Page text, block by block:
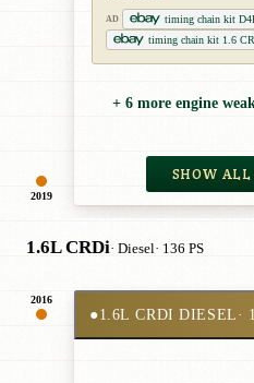
2019
AD
timing chain kit
timing chain kit 1.6
+ 6 more engine
SHOW
1.6L CRDi· Diesel· 136 PS
2016
●1.6L CRDI DIESEL·